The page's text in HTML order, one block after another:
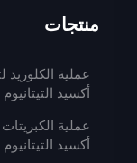
منتجات
عملية الكلوريد
أكسيد
عملية
أكسيد